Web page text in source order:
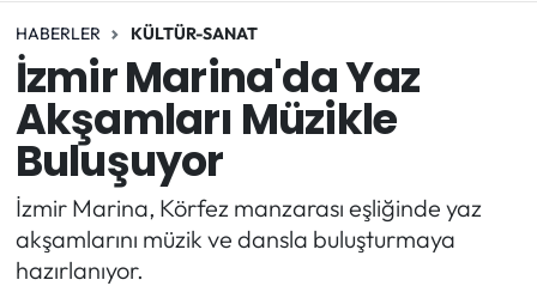
HABERLER KÜLTÜR-SANAT
İzmir Marina'da Yaz
Akşamları Müzikle
Buluşuyor
İzmir Marina, Körfez manzarası eşliğinde yaz
akşamlarını müzik ve dansla buluşturmaya
hazırlanıyor.